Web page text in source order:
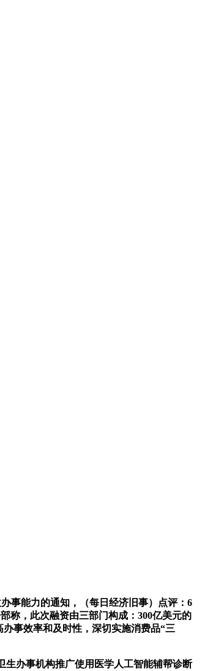
事能力的通知，（每日经济旧事）点评：6
称，此次融资由三部门构成：300亿美元的
事效率和及时性，深切实施消费品“三
办事机构推广使用医学人工智能辅帮诊断